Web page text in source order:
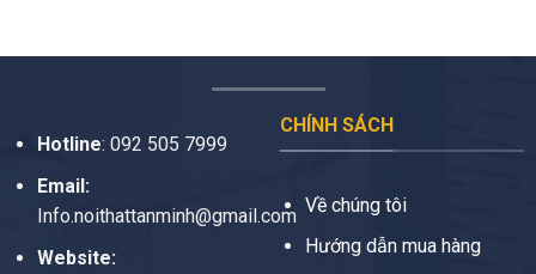
Hotline: 092 505 7999
Email:
Info.noithattanminh@gmail.com
Website:
CHÍNH SÁCH
Về chúng tôi
Hướng dẫn mua hàng